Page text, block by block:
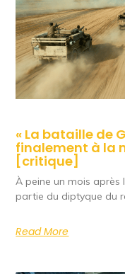
« La bataille de
finalement à la
[critique]
À peine un mois après
partie du diptyque du
Read More